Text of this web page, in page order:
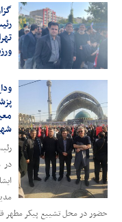
در
حضور در محل تشییع پیکر مطهر